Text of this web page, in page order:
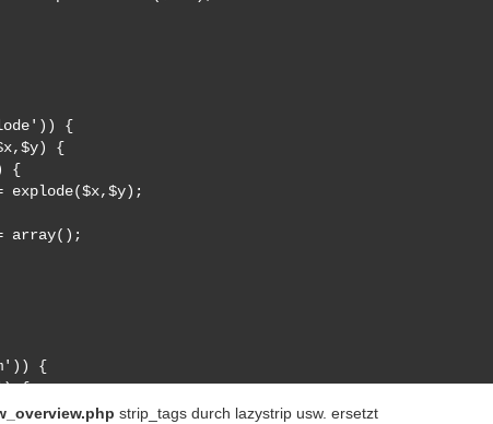
{
{
strip_tags durch lazystrip usw. ersetzt